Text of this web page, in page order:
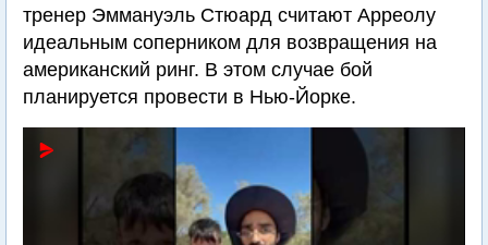
тренер Эммануэль Стюард считают Арреолу
идеальным соперником для возвращения на
американский ринг. В этом случае бой
планируется провести в Нью-Йорке.